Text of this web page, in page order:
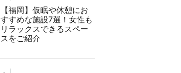
【福岡】仮眠や休憩にお
すすめな施設7選！女性も
リラックスできるスペー
スをご紹介